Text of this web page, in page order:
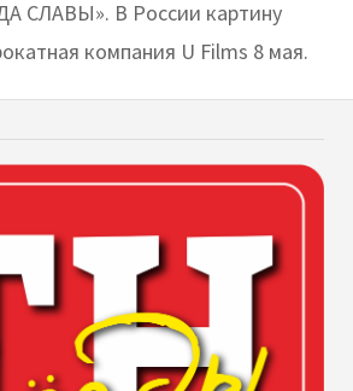
СЛАВЫ». В России картину
компания U Films 8 мая.